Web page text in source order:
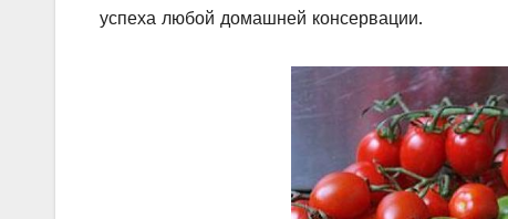
успеха любой домашней консервации.